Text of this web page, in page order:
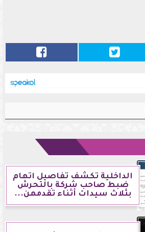
الداخلية تكشف تفاصيل اتهام
ضبط صاحب شركة بالتحرش
بثلاث سيدات أثناء تقدمهن...